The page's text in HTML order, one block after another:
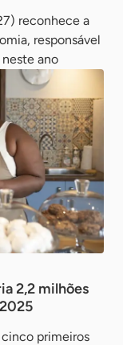
reconhece a
responsável
ano
2,2 milhões
cinco primeiros